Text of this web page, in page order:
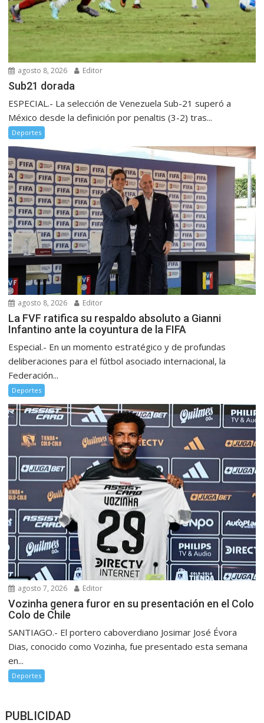
agosto 8, 2026 Editor
Sub21 dorada
ESPECIAL.- La selección de Venezuela Sub-21 superó a
México desde la definición por penaltis (3-2) tras...
Deportes
agosto 8, 2026 Editor
La FVF ratifica su respaldo absoluto a Gianni
Infantino ante la coyuntura de la FIFA
Especial.- En un momento estratégico y de profundas
deliberaciones para el fútbol asociado internacional, la
Federación...
Deportes
agosto 7, 2026 Editor
Vozinha genera furor en su presentación en el Colo
Colo de Chile
SANTIAGO.- El portero caboverdiano Josimar José Évora
Dias, conocido como Vozinha, fue presentado esta semana
en...
Deportes
PUBLICIDAD